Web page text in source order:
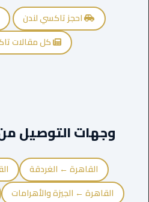
القاهرة
الاسكندرية
احجز تاكسي لندن
كل مقالات
وجهات التوصيل
القاهرة ← الغردقة
القاهرة ← الجيزة والأهرامات